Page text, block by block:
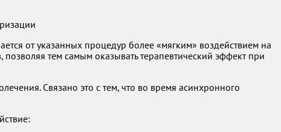
от указанных процедур более «мягким» воздействием на
тем самым оказывать терапевтический эффект при
Связано это с тем, что во время асинхронного